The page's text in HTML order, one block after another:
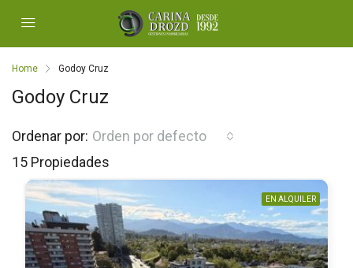
Home Godoy Cruz
Godoy Cruz
15 Propiedades
Ordenar por: Orden por defecto
EN ALQUILER